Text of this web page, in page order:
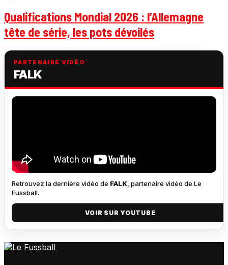
Qualifications Mondial 2026 : l’Allemagne
tête de série, les pots dévoilés
PARTENAIRE VIDÉO
FALK
Retrouvez la dernière vidéo de FALK , partenaire vidéo de Le
Fussball.
VOIR SUR YOUTUBE